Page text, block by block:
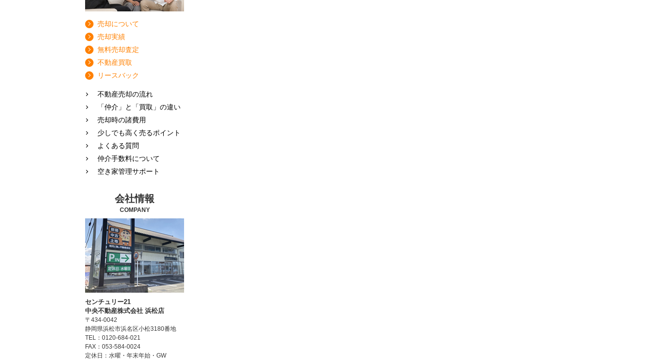
売却について
売却実績
無料売却査定
不動産買取
リースバック
不動産売却の流れ
「仲介」と「買取」の違い
売却時の諸費用
少しでも高く売るポイント
よくある質問
仲介手数料について
空き家管理サポート
会社情報
COMPANY
センチュリー21
中央不動産株式会社 浜松店
〒434-0042
静岡県浜松市浜名区小松3180番地
TEL：0120-684-021
FAX：053-584-0024
定休日：水曜・年末年始・GW